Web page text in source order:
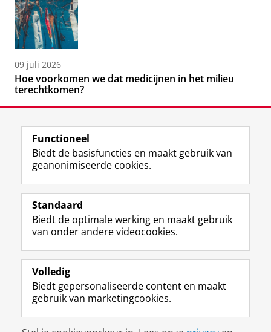
09 juli 2026
Hoe voorkomen we dat medicijnen in het milieu
terechtkomen?
Volg de RUG
F
a
e
b
o
p
a
i
L
i
k
e
I
-
p
g
R
S
-
f
e
R
k
I
n
t
r
m
c
Y
o
T
e
k
a
Studiekiezers
Alumni
Over ons
Disclaimer & Copyright
Functioneel
Biedt de basisfuncties en maakt gebruik van
geanonimiseerde cookies.
Standaard
Biedt de optimale werking en maakt gebruik
van onder andere videocookies.
Volledig
Biedt gepersonaliseerde content en maakt
gebruik van marketingcookies.